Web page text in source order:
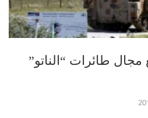
طائرات “الناتو”